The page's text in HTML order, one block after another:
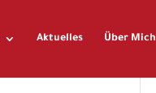
Aktuelles Über Mich